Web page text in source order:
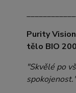
Purity
tělo BIO
"Skvělé po
spokojenost."